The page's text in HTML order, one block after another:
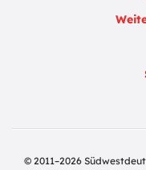
© 2011–2026